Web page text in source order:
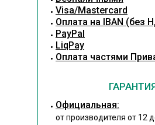
Visa/Mastercard
Оплата на IBAN (без
PayPal
LiqPay
Оплата частями
Официальная:
от производителя от 12